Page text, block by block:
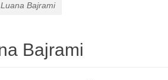
Luana Bajrami
Bajrami